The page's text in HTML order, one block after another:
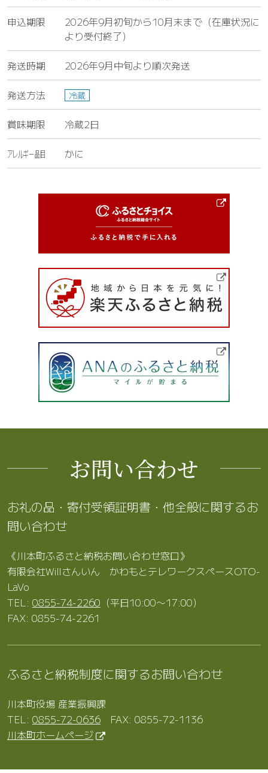
申込期限
2026年9月初旬から10月末まで（在庫状況に
より受付終了）
発送時期 2026年9月中旬より順次発送
発送方法 冷蔵
賞味期限 冷蔵2日
アレルギー品目 かに
お問い合わせ
お礼の品・寄付受領証明書・他全般に関するお
問い合わせ
《川本町ふるさと納税お問い合わせ窓口》
有限会社Willさんいん かわもとテレワークスペースOTO-
LaVo
TEL: 0855-74-2260 （平日10:00〜17:00）
FAX: 0855-74-2261
ふるさと納税制度に関するお問い合わせ
川本町役場 産業振興課
TEL: 0855-72-0636 FAX: 0855-72-1136
川本町ホームページ